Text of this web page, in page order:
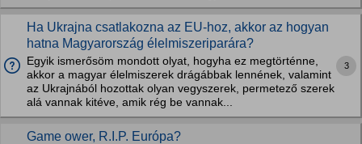
Ha Ukrajna csatlakozna az EU-hoz, akkor az hogyan
hatna Magyarország élelmiszeriparára?
Egyik ismerősöm mondott olyat, hogyha ez megtörténne,
akkor a magyar élelmiszerek drágábbak lennének, valamint
az Ukrajnából hozottak olyan vegyszerek, permetező szerek
alá vannak kitéve, amik rég be vannak...
3
Game ower, R.I.P. Európa?